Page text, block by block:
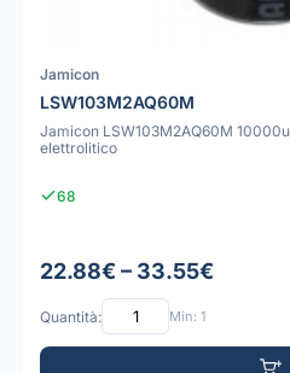
Jamicon
LSW103M2AQ60M
Jamicon LSW103M2AQ60M
elettrolitico
68
22.88€ – 33.55€
Quantità: Min: 1